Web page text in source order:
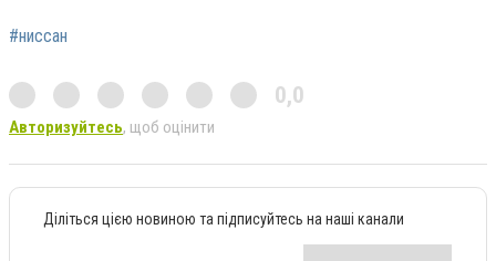
#ниссан
0,0
Авторизуйтесь, щоб оцінити
Діліться цією новиною та підписуйтесь на наші канали